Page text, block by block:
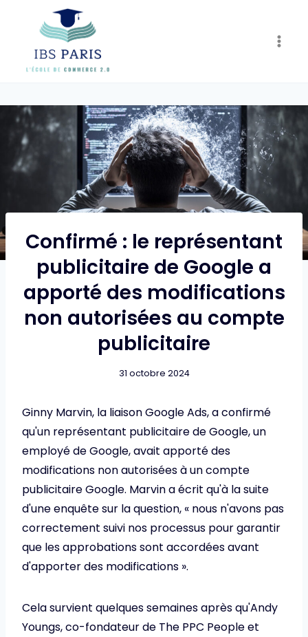
content
Confirmé : le représentant
publicitaire de Google a
apporté des modifications
non autorisées au compte
publicitaire
31 octobre 2024
Ginny Marvin, la liaison Google Ads, a confirmé
qu'un représentant publicitaire de Google, un
employé de Google, avait apporté des
modifications non autorisées à un compte
publicitaire Google. Marvin a écrit qu'à la suite
d'une enquête sur la question, « nous n'avons pas
correctement suivi nos processus pour garantir
que les approbations sont accordées avant
d'apporter des modifications ».
Cela survient quelques semaines après qu'Andy
Youngs, co-fondateur de The PPC People et